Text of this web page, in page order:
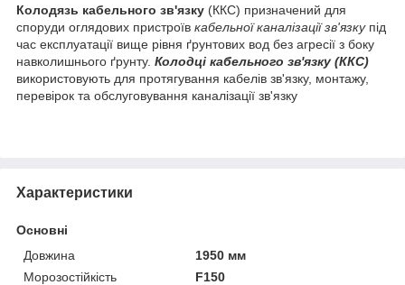
Колодязь кабельного зв'язку (ККС) призначений для
споруди оглядових пристроїв кабельної каналізації зв'язкупід
час експлуатації вище рівня ґрунтових вод без агресії з боку
навколишнього ґрунту. Колодці кабельного зв'язку (ККС)
використовують для протягування кабелів зв'язку, монтажу,
перевірок та обслуговування каналізації зв'язку
Характеристики
Основні
Довжина
1950 мм
Морозостійкість
F150